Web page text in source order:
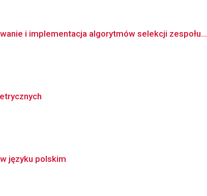
i implementacja algorytmów selekcji zespołu...
języku polskim